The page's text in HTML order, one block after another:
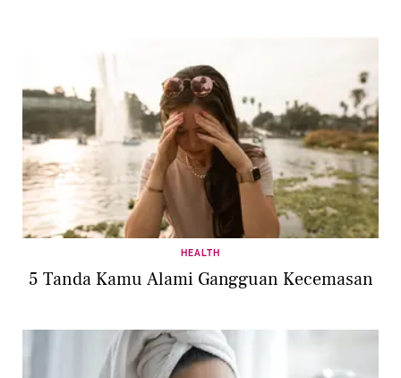
HEALTH
5 Tanda Kamu Alami Gangguan Kecemasan